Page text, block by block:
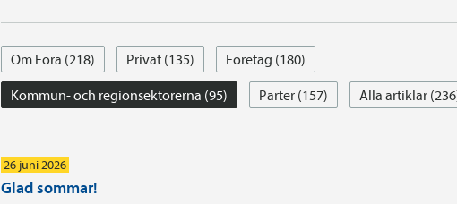
Om Fora (218) Privat (135)
Företag (180)
Kommun- och regionsektorerna (95)
Parter (157) Alla artiklar
26 juni 2026
Glad sommar!